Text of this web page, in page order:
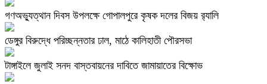
গণঅভ্যুত্থান দিবস উপলক্ষে গোপালপুরে কৃষক দলের বিজয় র‍্যালি
ডেঙ্গুর বিরুদ্ধে পরিচ্ছন্নতার ঢাল, মাঠে কালিহাতী পৌরসভা
টাঙ্গাইলে জুলাই সনদ বাস্তবায়নের দাবিতে জামায়াতের বিক্ষোভ